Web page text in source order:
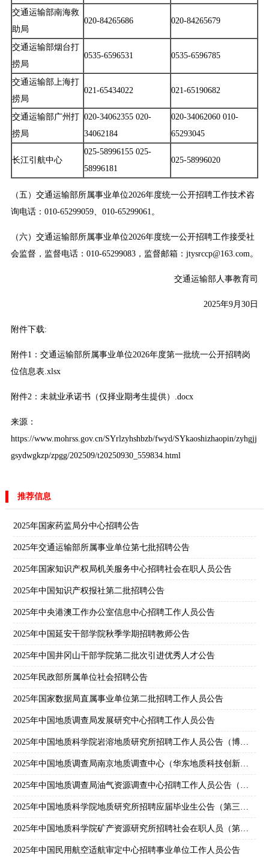
交通运输部南海救
助局
020-84265686 020-84265679
交通运输部烟台打
捞局
0535-6596531 0535-6596785
交通运输部上海打
捞局
021-65434022 021-65190682
交通运输部广州打
捞局
020-34062355 020-
34062184
020-34062060 010-
65293045
长江引航中心
025-58996155 025-
58996181
025-58996020
（五）交通运输部所属事业单位2026年度统一公开招聘工作技术咨
询电话：010-65299059、010-65299061。
（六）交通运输部所属事业单位2026年度统一公开招聘工作接受社
会监督，监督电话：010-65299083，监督邮箱：jtysrccp@163.com。
交通运输部人事教育司
2025年9月30日
附件下载:
附件1：交通运输部所属事业单位2026年度第一批统一公开招聘岗
位信息表.xlsx
附件2：未就业承诺书（仅择业期考生提供）.docx
来源：
https://www.mohrss.gov.cn/SYrlzyhshbzb/fwyd/SYkaoshizhaopin/zyhgjj
gsydwgkzp/zpgg/202509/t20250930_559834.html
推荐信息
2025年国家药监局分中心招聘公告
2025年交通运输部所属事业单位第七批招聘公告
2025年国家知识产权局机关服务中心招聘社会在职人员公告
2025年中国知识产权报社第二批招聘公告
2025年中央港澳工作办公室信息中心招聘工作人员公告
2025年中国延安干部学院秋季学期招聘教师公告
2025年中国井冈山干部学院第二批次引进优秀人才公告
2025年民政部所属单位社会招聘公告
2025年国家数据局直属事业单位第二批招聘工作人员公告
2025年中国地质调查局发展研究中心招聘工作人员公告
2025年中国地质科学院岩溶地质研究所招聘工作人员公告（博士、社招岗第二批）
2025年中国地质调查局南京地质调查中心（华东地质科技创新中心）招聘应届毕业生（第二批）公告
2025年中国地质调查局油气资源调查中心招聘工作人员公告（第三批）
2025年中国地质科学院地质研究所招聘应届毕业生公告（第三批）
2025年中国地质科学院矿产资源研究所招聘社会在职人员（第二批）公告
2025年中国民用航空适航审定中心招聘事业单位工作人员公告